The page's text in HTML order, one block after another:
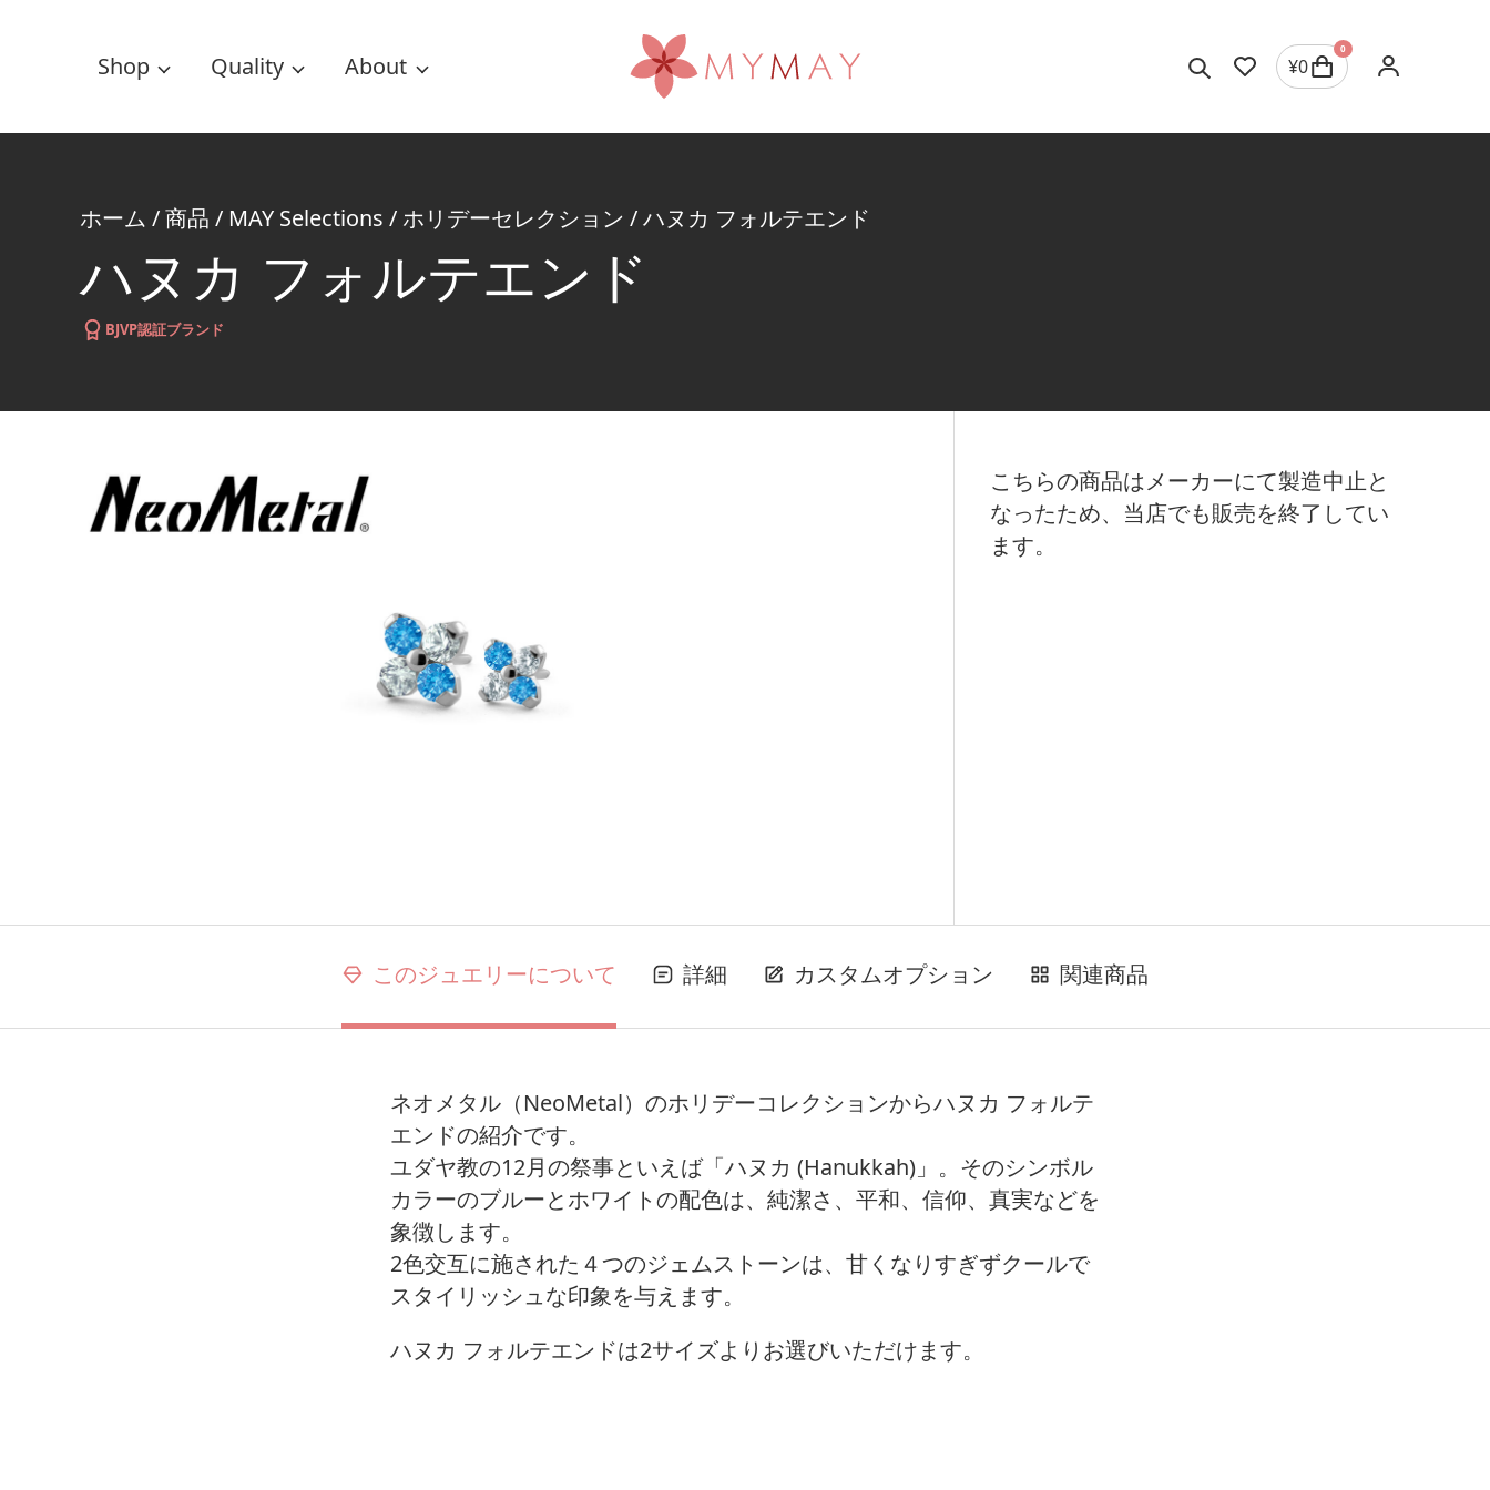
Shop Quality About ¥0
0
ホーム /商品 / MAY Selections / ホリデーセレクション /ハヌカ フォルテエンド
ハヌカ フォルテエンド
BJVP認証ブランド
こちらの商品はメーカーにて製造中止と
なったため、当店でも販売を終了してい
ます。
このジュエリーについて 詳細 カスタムオプション 関連商品
ネオメタル（NeoMetal）のホリデーコレクションからハヌカ フォルテ
エンドの紹介です。
ユダヤ教の12月の祭事といえば「ハヌカ (Hanukkah)」。そのシンボル
カラーのブルーとホワイトの配色は、純潔さ、平和、信仰、真実などを
象徴します。
2色交互に施された４つのジェムストーンは、甘くなりすぎずクールで
スタイリッシュな印象を与えます。
ハヌカ フォルテエンドは2サイズよりお選びいただけます。